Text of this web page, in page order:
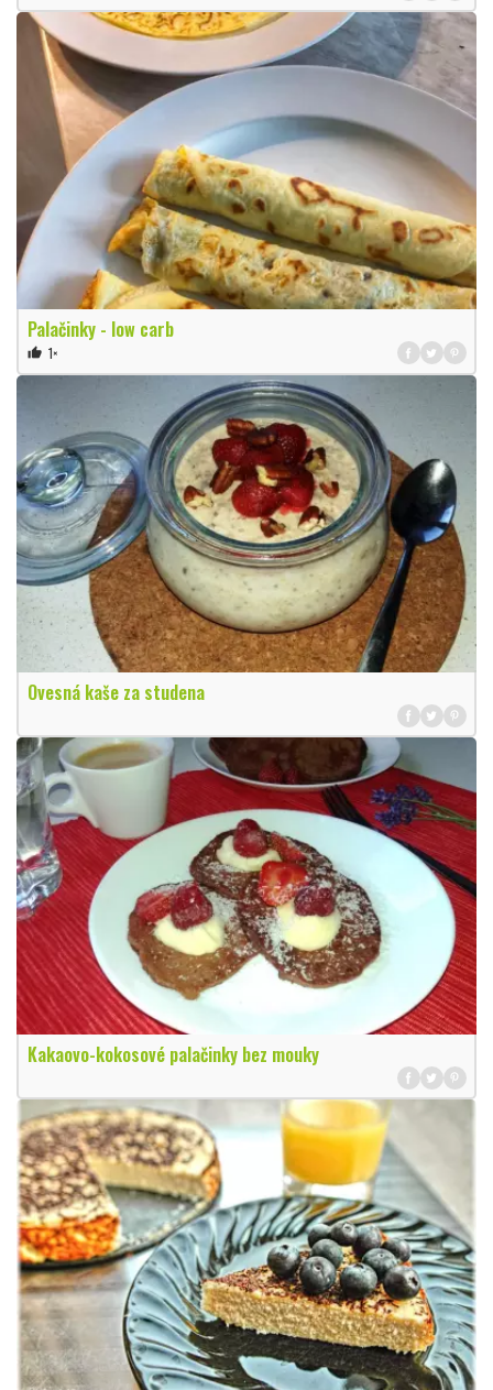
Palačinky - low carb
thumb_up 1×
Ovesná kaše za studena
Kakaovo-kokosové palačinky bez mouky